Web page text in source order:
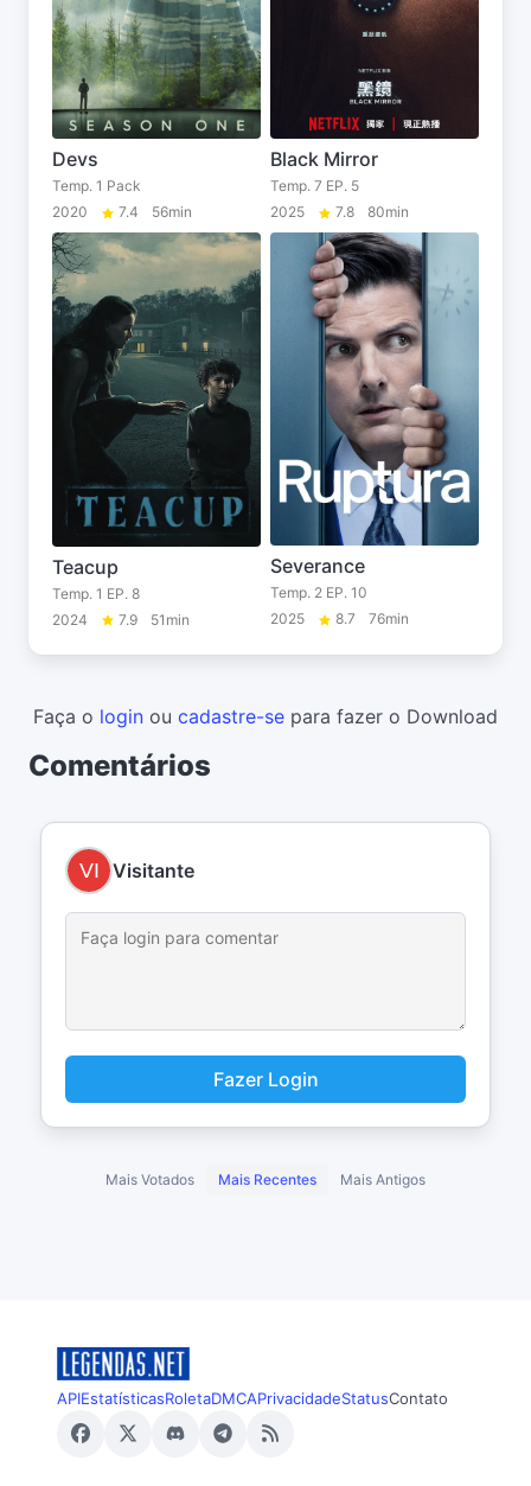
Devs
Temp. 1 Pack
2020
7.4 56min
Black Mirror
Temp. 7 EP. 5
2025
7.8 80min
Teacup
Temp. 1 EP. 8
2024
7.9 51min
Severance
Temp. 2 EP. 10
2025
8.7 76min
Faça o login ou cadastre-se para fazer o Download
Comentários
Visitante
Fazer Login
Mais Votados Mais Recentes Mais Antigos
APIEstatísticasRoletaDMCAPrivacidadeStatusContato